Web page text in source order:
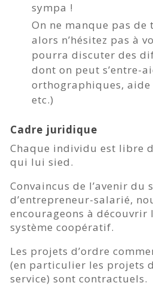
sympa !
On ne manque pas de
alors n’hésitez pas à
pourra discuter des
dont on peut s’entre-
orthographiques,
etc.)
Cadre juridique
Chaque individu est libre
qui lui sied.
Convaincus de l’avenir du
d’entrepreneur-salarié,
encourageons à découvrir
système coopératif.
Les projets d’ordre
(en particulier les projets
service) sont contractuels.